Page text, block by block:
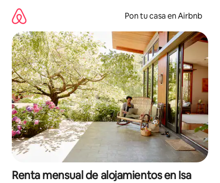
contenido
Pon tu casa en Airbnb
Renta mensual de alojamientos en Isa